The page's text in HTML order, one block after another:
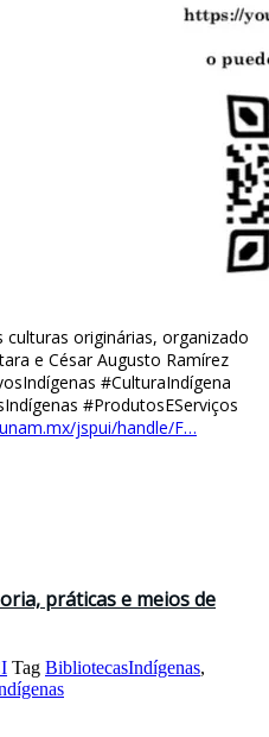
originárias, organizado
e César Augusto Ramírez
#CulturaIndígena
#ProdutosEServiços
jspui/handle/F…
práticas e meios de
Tag BibliotecasIndígenas,